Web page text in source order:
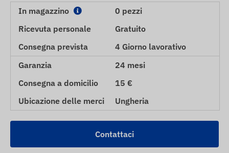
In magazzino
0 pezzi
Ricevuta personale
Gratuito
Consegna prevista
4 Giorno lavorativo
Garanzia
24 mesi
Consegna a domicilio
15 €
Ubicazione delle merci
Ungheria
Contattaci